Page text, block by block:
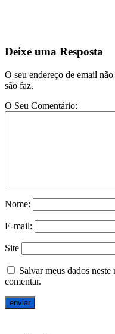
Deixe uma Resposta
O seu endereço de email
são faz.
O Seu Comentário:
Nome:
E-mail:
Site
Salvar meus dados
comentar.